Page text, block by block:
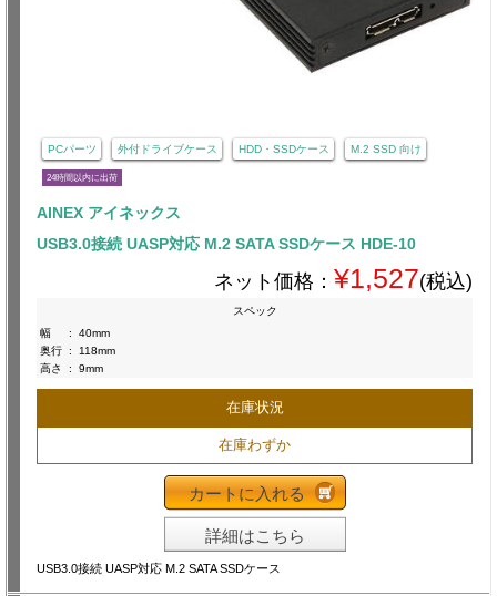
PCパーツ 外付ドライブケース HDD・SSDケース M.2 SSD 向け
24時間以内に出荷
AINEX アイネックス
USB3.0接続 UASP対応 M.2 SATA SSDケース HDE-10
ネット価格： ¥1,527(税込)
スペック
幅
:
40mm
奥行 :
118mm
高さ
: 9mm
在庫状況
在庫わずか
カートに入れる
詳細はこちら
USB3.0接続 UASP対応 M.2 SATA SSDケース